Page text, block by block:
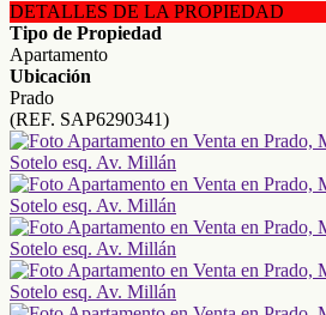
DETALLES DE LA PROPIEDAD
Tipo de Propiedad
Apartamento
Ubicación
Prado
(REF. SAP6290341)